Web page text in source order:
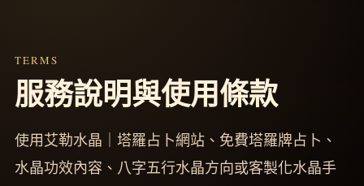
TERMS
服務說明與使用條款
使用艾勒水晶｜塔羅占卜網站、免費塔羅牌占卜、
水晶功效內容、八字五行水晶方向或客製化水晶手